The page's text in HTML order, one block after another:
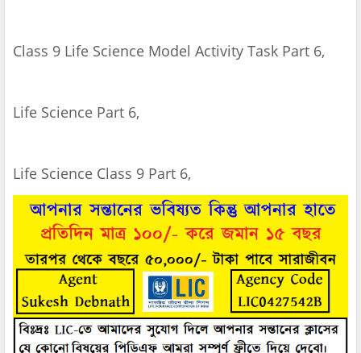
Class 9 Life Science Model Activity Task Part 6,
Life Science Part 6,
Life Science Class 9 Part 6,